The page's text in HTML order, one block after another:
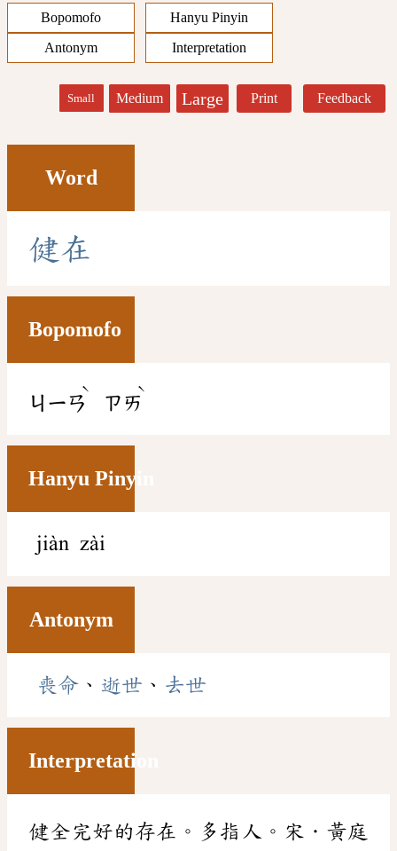
Bopomofo
Hanyu Pinyin
Antonym
Interpretation
Small Medium Large Print Feedback
Word
健在
Bopomofo
ㄐㄧㄢ
ˋ
ㄗㄞ
ˋ
Hanyu Pinyin
jiàn zài
Antonym
喪命 、 逝世 、 去世
Interpretation
健全完好的存在。多指人。宋．黃庭